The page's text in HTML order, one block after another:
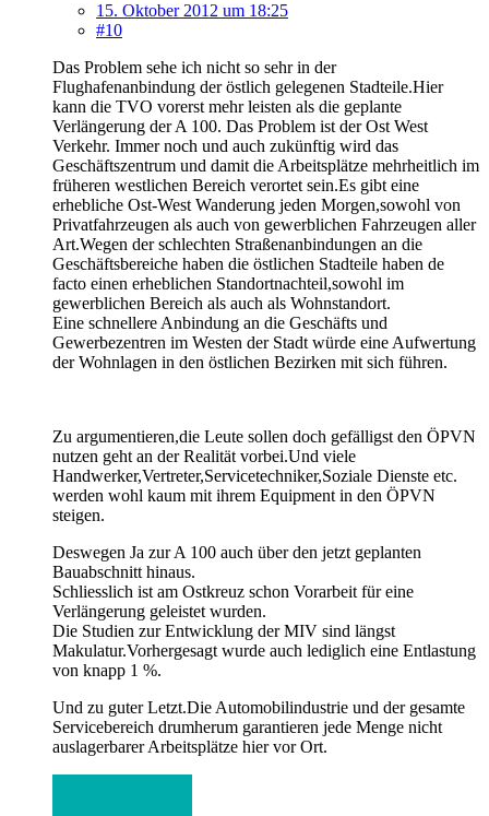
15. Oktober 2012 um 18:25
#10
Das Problem sehe ich nicht so sehr in der
Flughafenanbindung der östlich gelegenen Stadteile.Hier
kann die TVO vorerst mehr leisten als die geplante
Verlängerung der A 100. Das Problem ist der Ost West
Verkehr. Immer noch und auch zukünftig wird das
Geschäftszentrum und damit die Arbeitsplätze mehrheitlich im
früheren westlichen Bereich verortet sein.Es gibt eine
erhebliche Ost-West Wanderung jeden Morgen,sowohl von
Privatfahrzeugen als auch von gewerblichen Fahrzeugen aller
Art.Wegen der schlechten Straßenanbindungen an die
Geschäftsbereiche haben die östlichen Stadteile haben de
facto einen erheblichen Standortnachteil,sowohl im
gewerblichen Bereich als auch als Wohnstandort.
Eine schnellere Anbindung an die Geschäfts und
Gewerbezentren im Westen der Stadt würde eine Aufwertung
der Wohnlagen in den östlichen Bezirken mit sich führen.
Zu argumentieren,die Leute sollen doch gefälligst den ÖPVN
nutzen geht an der Realität vorbei.Und viele
Handwerker,Vertreter,Servicetechniker,Soziale Dienste etc.
werden wohl kaum mit ihrem Equipment in den ÖPVN
steigen.
Deswegen Ja zur A 100 auch über den jetzt geplanten
Bauabschnitt hinaus.
Schliesslich ist am Ostkreuz schon Vorarbeit für eine
Verlängerung geleistet wurden.
Die Studien zur Entwicklung der MIV sind längst
Makulatur.Vorhergesagt wurde auch lediglich eine Entlastung
von knapp 1 %.
Und zu guter Letzt.Die Automobilindustrie und der gesamte
Servicebereich drumherum garantieren jede Menge nicht
auslagerbarer Arbeitsplätze hier vor Ort.